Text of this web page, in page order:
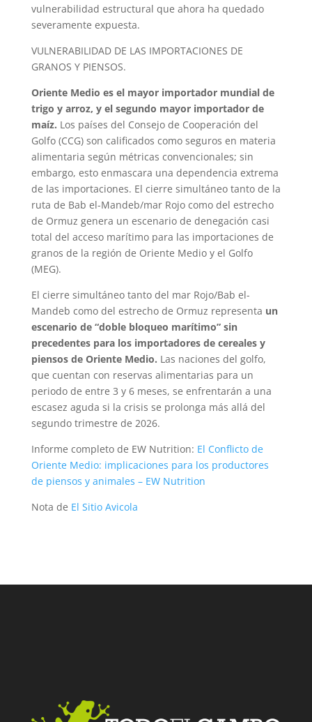
vulnerabilidad estructural que ahora ha quedado
severamente expuesta.
VULNERABILIDAD DE LAS IMPORTACIONES DE
GRANOS Y PIENSOS.
Oriente Medio es el mayor importador mundial de
trigo y arroz, y el segundo mayor importador de
maíz. Los países del Consejo de Cooperación del
Golfo (CCG) son calificados como seguros en materia
alimentaria según métricas convencionales; sin
embargo, esto enmascara una dependencia extrema
de las importaciones. El cierre simultáneo tanto de la
ruta de Bab el-Mandeb/mar Rojo como del estrecho
de Ormuz genera un escenario de denegación casi
total del acceso marítimo para las importaciones de
granos de la región de Oriente Medio y el Golfo
(MEG).
El cierre simultáneo tanto del mar Rojo/Bab el-
Mandeb como del estrecho de Ormuz representa un
escenario de “doble bloqueo marítimo” sin
precedentes para los importadores de cereales y
piensos de Oriente Medio. Las naciones del golfo,
que cuentan con reservas alimentarias para un
periodo de entre 3 y 6 meses, se enfrentarán a una
escasez aguda si la crisis se prolonga más allá del
segundo trimestre de 2026.
Informe completo de EW Nutrition: El Conflicto de
Oriente Medio: implicaciones para los productores
de piensos y animales – EW Nutrition
Nota de El Sitio Avicola